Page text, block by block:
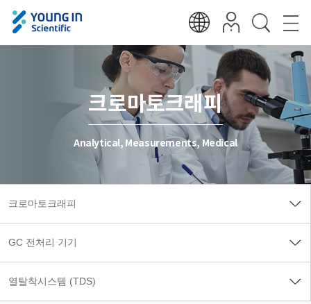
크로마토크래피
Analytical, Measurements, Medical